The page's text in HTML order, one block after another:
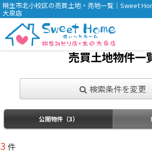
桐生市北小校区の売買土地・売地一覧｜Sweet
大泉店
売買土地物件一
検索条件を変更
公開物件（3）
3 件